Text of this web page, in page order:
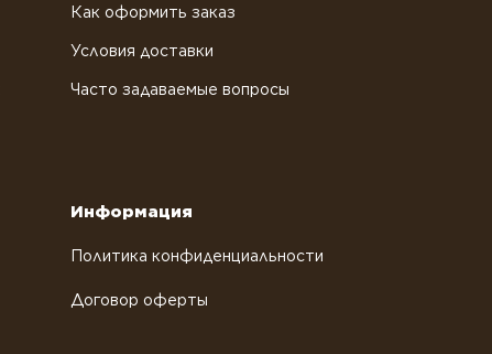
Как оформить заказ
Условия доставки
Часто задаваемые вопросы
Информация
Политика конфиденциальности
Договор оферты